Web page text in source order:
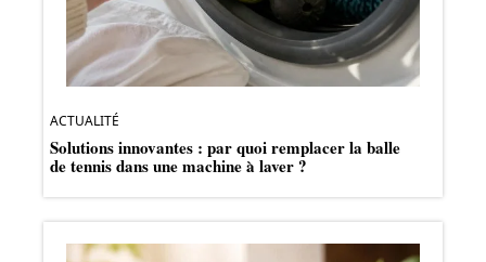
ACTUALITÉ
Solutions innovantes : par quoi remplacer la balle
de tennis dans une machine à laver ?